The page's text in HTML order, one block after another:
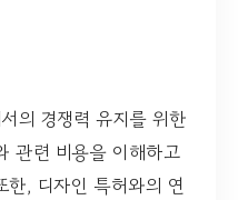
의 경쟁력 유지를 위한
관련 비용을 이해하고
, 디자인 특허와의 연